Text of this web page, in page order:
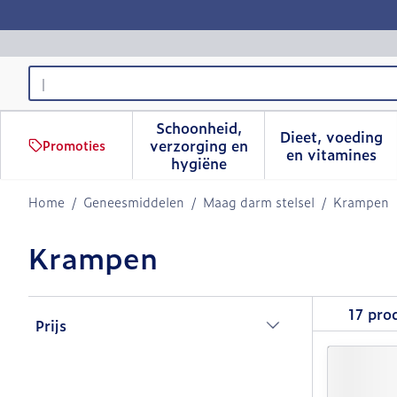
Product, merk, categorie...
Promoties
Schoonheid,
verzorging en
hygiëne
Toon submenu voor
Dieet, voeding
en vitamines
Toon
Home / Geneesmiddelen / Maag darm stelsel / Krampen
Krampen
Prijs
17